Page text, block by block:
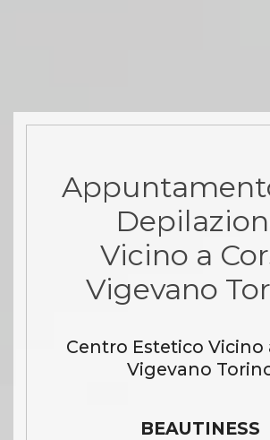
Vicino a
Vigevano
Centro Estetico Vicino
Vigevano
BEAUTINESS